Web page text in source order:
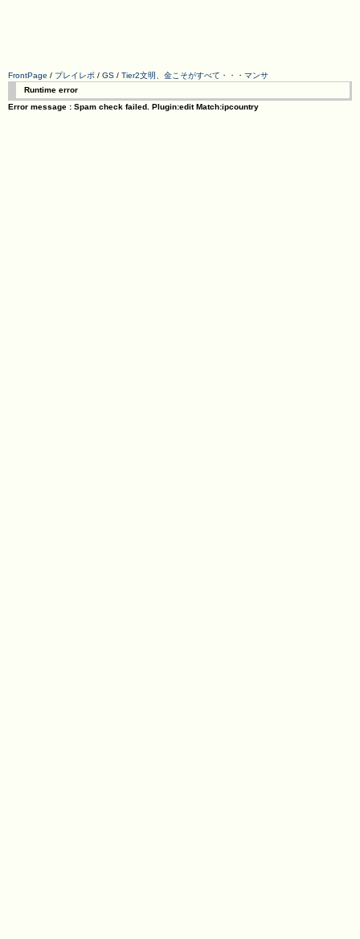
FrontPage / プレイレポ / GS / Tier2文明、金こそがすべて・・・マンサ
Runtime error
Error message : Spam check failed. Plugin:edit Match:ipcountry